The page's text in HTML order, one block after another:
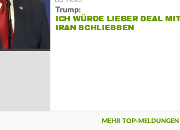
Trump:
ICH WÜRDE LIEBER DEAL
IRAN SCHLIESSEN
MEHR TOP-MELDUNGEN